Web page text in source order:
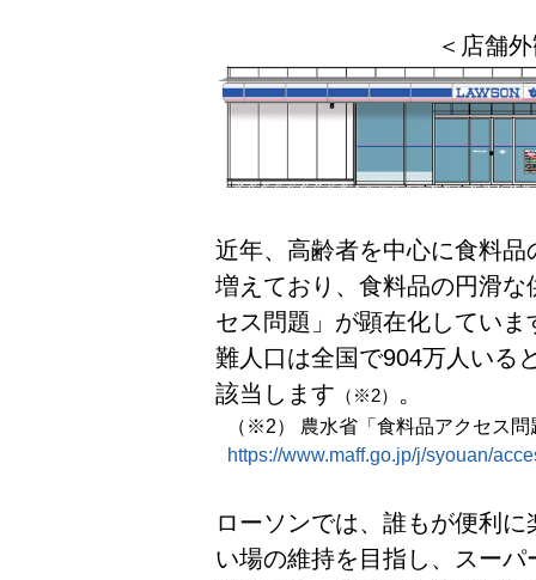
＜店舗
近年、高齢者を中心に食料
増えており、食料品の円滑
セス問題」が顕在化してい
難人口は全国で904万人いる
該当します （※2） 。
（※2） 農水省「食料品アクセス問
https://www.maff.go.jp/j/syouan/
ローソンでは、誰もが便利
い場の維持を目指し、スー